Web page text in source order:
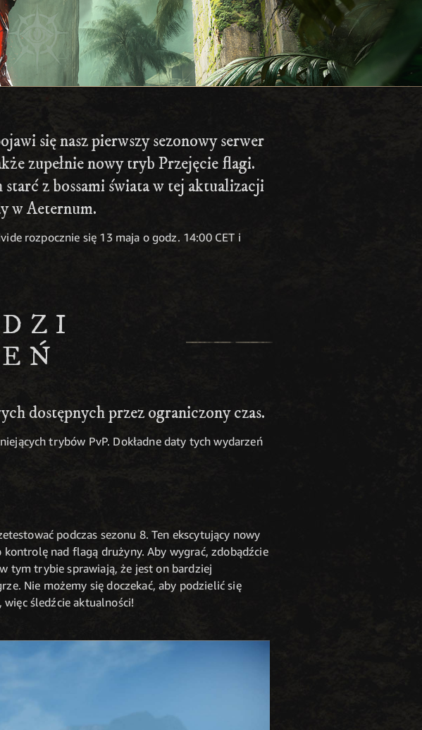
się nasz pierwszy sezonowy serwer
zupełnie nowy tryb Przejęcie flagi.
z bossami świata w tej aktualizacji
w Aeternum.
rozpocznie się 13 maja o godz. 14:00 CET i
dostępnych przez ograniczony czas.
trybów PvP. Dokładne daty tych wydarzeń
podczas sezonu 8. Ten ekscytujący nowy
nad flagą drużyny. Aby wygrać, zdobądźcie
tym trybie sprawiają, że jest on bardziej
Nie możemy się doczekać, aby podzielić się
śledźcie aktualności!